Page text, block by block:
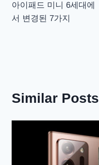
탐
아이패드 미니 6세대에
서 변경된 7가지
Similar Posts